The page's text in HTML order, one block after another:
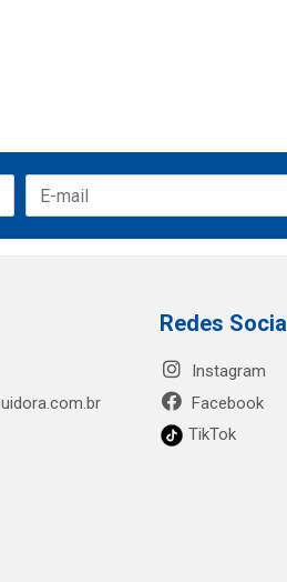
Redes
Instagram
Facebook
TikTok